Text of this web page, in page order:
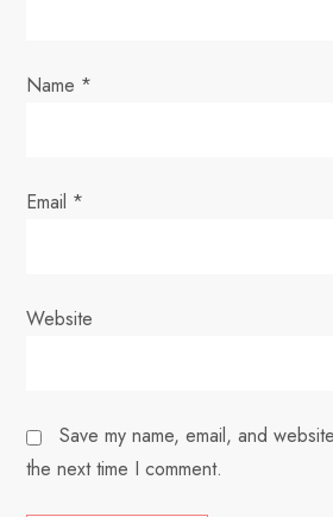
n
Name *
Email *
Website
Save my name, email, and
the next time I comment.